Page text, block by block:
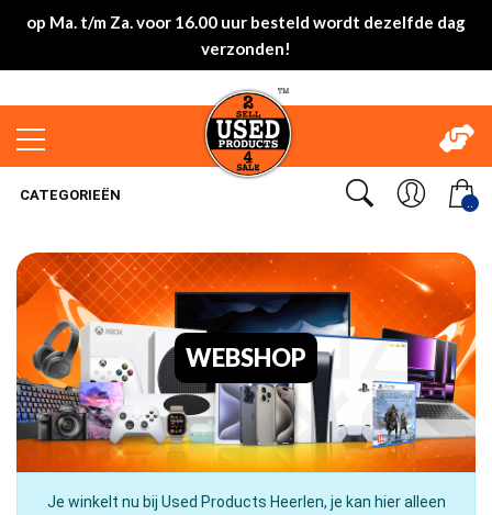
op Ma. t/m Za. voor 16.00 uur besteld wordt dezelfde dag
verzonden!
..
CATEGORIEËN
WEBSHOP
Je winkelt nu bij Used Products Heerlen, je kan hier alleen